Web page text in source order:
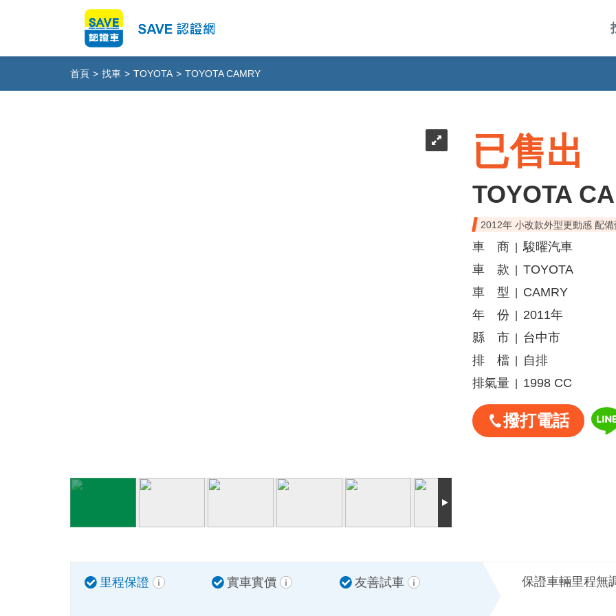
首頁 > 找車 > TOYOTA > TOYOTA CAMRY
已售出
TOYOTA
2012年 小改款外型更動感 配備
車 商
駿曜汽車
車 款
TOYOTA
車 型
CAMRY
年 份
2011年
縣 市
台中市
排 檔
自排
排氣量
1998 CC
撥打電話
里程保證 實車實價 友善試車 保證車輛里程無